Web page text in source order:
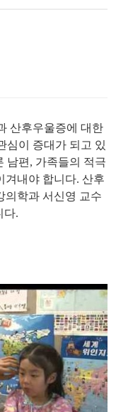
산후우울증에 대한
심이 증대가 되고 있
남편, 가족들의 적극
겨내야 합니다. 산후
의학과 서신영 교수
다.